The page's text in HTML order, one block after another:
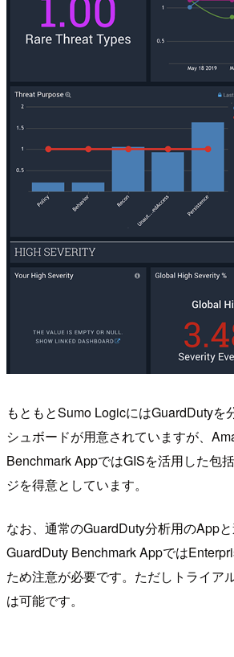
もともとSumo LogicにはGuardDutyを
シュボードが用意されていますが、
Benchmark AppではGISを活用した包
ジを得意としています。
なお、通常のGuardDuty分析用のApp
GuardDuty Benchmark Appでは
ため注意が必要です。ただしトライア
は可能です。